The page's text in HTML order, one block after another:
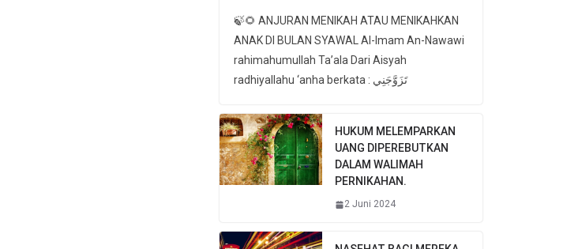
🍃🌻 ANJURAN MENIKAH ATAU MENIKAHKAN
ANAK DI BULAN SYAWAL Al-Imam An-Nawawi
rahimahumullah Ta’ala Dari Aisyah
radhiyallahu ‘anha berkata : تَزَوَّجَنِي
HUKUM MELEMPARKAN
UANG DIPEREBUTKAN
DALAM WALIMAH
PERNIKAHAN.
2 Juni 2024